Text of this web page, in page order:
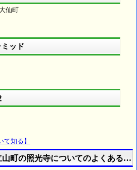
仙町
ッド
知る】
町の照光寺についてのよくある質